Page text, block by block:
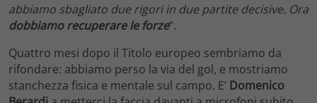
abbiamo sbagliato due rigori in due partite decisive. Ora
dobbiamo recuperare le forze“.
Quattro mesi dopo il Titolo europeo sembriamo da
rifondare: abbiamo perso la via del gol, e mostriamo
stanchezza fisica e mentale sul campo. E’ Domenico